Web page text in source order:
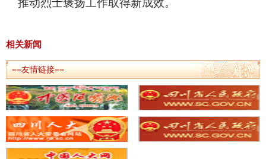
推动烈士褒扬工作取得新成效。
相关新闻
==友情链接==